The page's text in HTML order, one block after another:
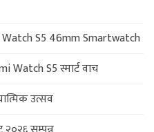
S5 46mm Smartwatch
Watch S5 स्मार्ट वाच
उत्सव